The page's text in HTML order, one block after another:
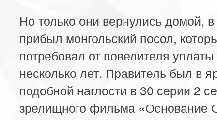
Но только они вернулись домой, в
прибыл монгольский посол,
потребовал от повелителя
несколько лет. Правитель был в
подобной наглости в 30 серии 2
зрелищного фильма «Основание